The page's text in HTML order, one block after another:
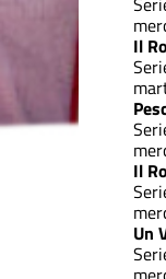
Il
Il
Un